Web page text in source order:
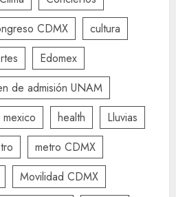
CDMX
cultura
Edomex
de admisión UNAM
health
Lluvias
metro CDMX
Movilidad CDMX